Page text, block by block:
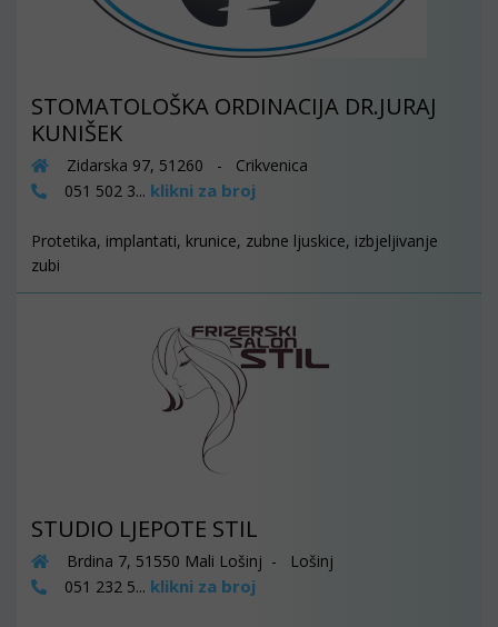
STOMATOLOŠKA ORDINACIJA DR.JURAJ
KUNIŠEK
Zidarska 97, 51260 - Crikvenica
051 502 3... klikni za broj
Protetika, implantati, krunice, zubne ljuskice, izbjeljivanje
zubi
STUDIO LJEPOTE STIL
Brdina 7, 51550 Mali Lošinj - Lošinj
051 232 5... klikni za broj